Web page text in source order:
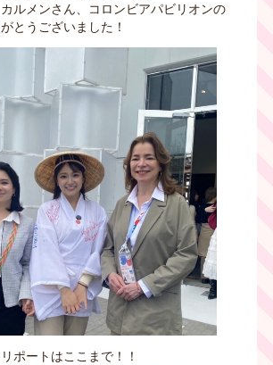
ルメンさん、コロンビアパビリオンの
とうございました！
ポートはここまで！！